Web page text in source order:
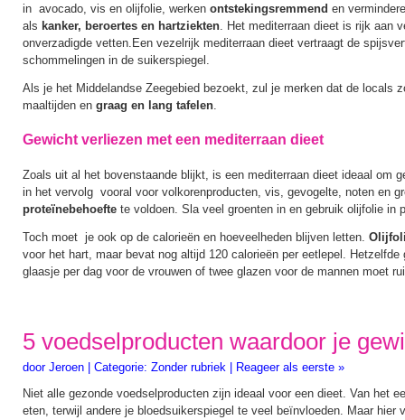
in avocado, vis en olijfolie, werken ontstekingsremmend en
als kanker, beroertes en hartziekten. Het mediterraan dieet is rijk aan
onverzadigde vetten.Een vezelrijk mediterraan dieet vertraagt de
schommelingen in de suikerspiegel.
Als je het Middelandse Zeegebied bezoekt, zul je merken dat de locals
maaltijden en graag en lang tafelen.
Gewicht verliezen met een mediterraan dieet
Zoals uit al het bovenstaande blijkt, is een mediterraan dieet ideaal om
in het vervolg vooral voor volkorenproducten, vis, gevogelte, noten en
proteïnebehoefte te voldoen. Sla veel groenten in en gebruik olijfolie in
Toch moet je ook op de calorieën en hoeveelheden blijven letten.
voor het hart, maar bevat nog altijd 120 calorieën per eetlepel.
glaasje per dag voor de vrouwen of twee glazen voor de mannen moet
5 voedselproducten waardoor je
door Jeroen Categorie: Zonder rubriek
Reageer als eerste »
Niet alle gezonde voedselproducten zijn ideaal voor een dieet. Van het
eten, terwijl andere je bloedsuikerspiegel te veel beïnvloeden. Maar hier